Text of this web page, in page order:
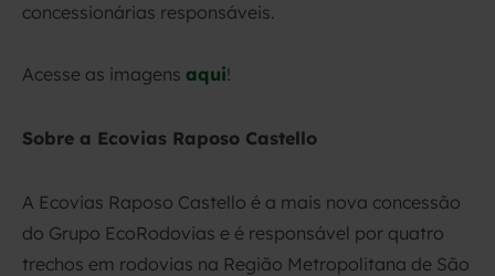
concessionárias responsáveis.
Acesse as imagens aqui!
Sobre a Ecovias Raposo Castello
A Ecovias Raposo Castello é a mais nova concessão
do Grupo EcoRodovias e é responsável por quatro
trechos em rodovias na Região Metropolitana de São